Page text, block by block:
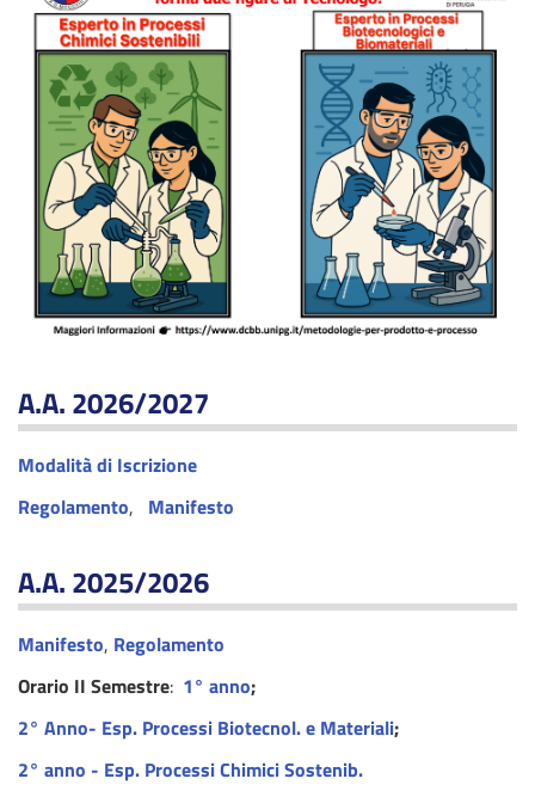
A.A. 2026/2027
Modalità di Iscrizione
Regolamento, Manifesto
A.A. 2025/2026
Manifesto, Regolamento
Orario II Semestre: 1° anno;
2° Anno- Esp. Processi Biotecnol. e Materiali;
2° anno - Esp. Processi Chimici Sostenib.